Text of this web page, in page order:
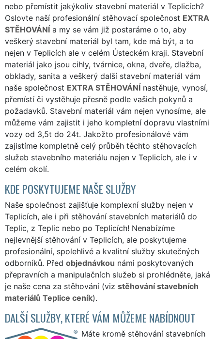
nebo přemístit jakýkoliv stavební materiál v Teplicích?
Oslovte naší profesionální stěhovací společnost EXTRA
STĚHOVÁNÍ a my se vám již postaráme o to, aby
veškerý stavební materiál byl tam, kde má být, a to
nejen v Teplicích ale v celém Ústeckém kraji. Stavební
materiál jako jsou cihly, tvárnice, okna, dveře, dlažba,
obklady, sanita a veškerý další stavební materiál vám
naše společnost EXTRA STĚHOVÁNÍ nastěhuje, vynosí,
přemístí či vystěhuje přesně podle vašich pokynů a
požadavků. Stavební materiál vám nejen vynosíme, ale
můžeme vám zajistit i jeho kompletní dopravu vlastními
vozy od 3,5t do 24t. Jakožto profesionálové vám
zajistíme kompletně celý průběh těchto stěhovacích
služeb stavebního materiálu nejen v Teplicích, ale i v
celém okolí.
KDE POSKYTUJEME NAŠE SLUŽBY
Naše společnost zajišťuje komplexní služby nejen v
Teplicích, ale i při stěhování stavebních materiálů do
Teplic, z Teplic nebo po Teplicích! Nenabízíme
nejlevnější stěhování v Teplicích, ale poskytujeme
profesionální, spolehlivé a kvalitní služby skutečných
odborníků. Před objednávkou námi poskytovaných
přepravních a manipulačních služeb si prohlédněte, jaká
je naše cena za stěhování (viz stěhování stavebních
materiálů Teplice ceník).
DALŠÍ SLUŽBY, KTERÉ VÁM MŮŽEME NABÍDNOUT
Máte kromě stěhování stavebních